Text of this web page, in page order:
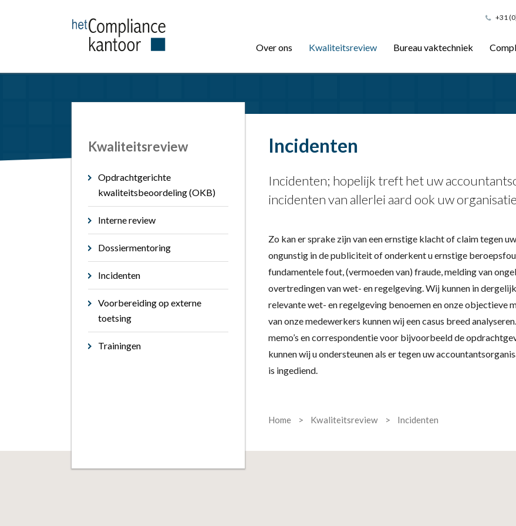
+31
Over ons Kwaliteitsreview Bureau vaktechniek
Kwaliteitsreview
Opdrachtgerichte
kwaliteitsbeoordeling (OKB)
Interne review
Dossiermentoring
Incidenten
Voorbereiding op externe
toetsing
Trainingen
Incidenten
Incidenten; hopelijk treft het uw
incidenten van allerlei aard ook uw
Zo kan er sprake zijn van een ernstige klacht of claim tegen
ongunstig in de publiciteit of onderkent u ernstige
fundamentele fout, (vermoeden van) fraude, melding van
overtredingen van wet- en regelgeving. Wij kunnen in
relevante wet- en regelgeving benoemen en onze objectieve
van onze medewerkers kunnen wij een casus breed
memo’s en correspondentie voor bijvoorbeeld de
kunnen wij u ondersteunen als er tegen uw
is ingediend.
Home > Kwaliteitsreview > Incidenten